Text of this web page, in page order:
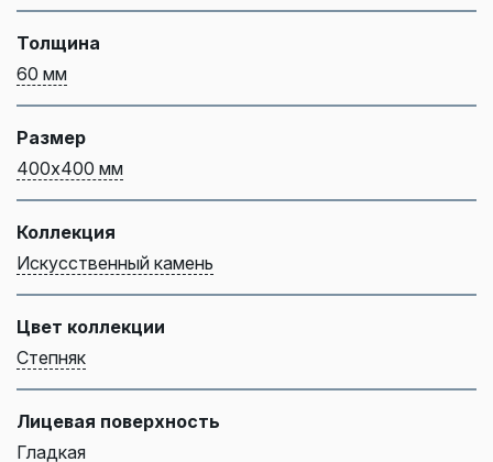
Толщина
60 мм
Размер
400х400 мм
Коллекция
Искусственный камень
Цвет коллекции
Степняк
Лицевая поверхность
Гладкая